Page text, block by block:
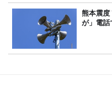
熊本震度
が」電話